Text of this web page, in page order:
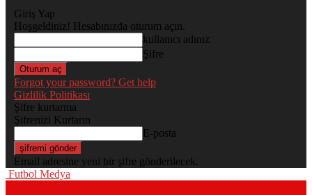
Giriş Yap
Hoşgeldiniz! Hesabınızda oturum açın.
kullanıcı adınız
Şifre
Forgot your password? Get help
Gizlilik Politikası
Şifre kurtarma
Şifrenizi Kurtarın
E-posta
Email adresine yeni bir şifre gönderilecek.
Futbol Medya